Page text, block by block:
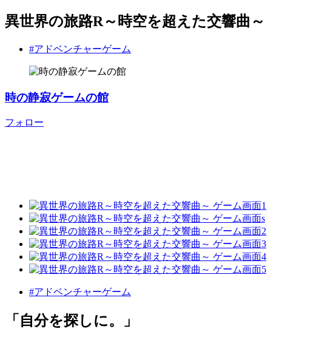
異世界の旅路R～時空を超えた交響曲～
#アドベンチャーゲーム
時の静寂ゲームの館
フォロー
#アドベンチャーゲーム
「自分を探しに。」